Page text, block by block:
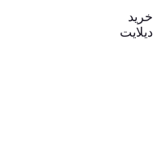
خرید
دیلایت